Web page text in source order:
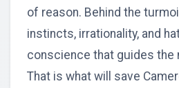
of reason. Behind the
instincts, irrationality, and
conscience that guides the
That is what will save